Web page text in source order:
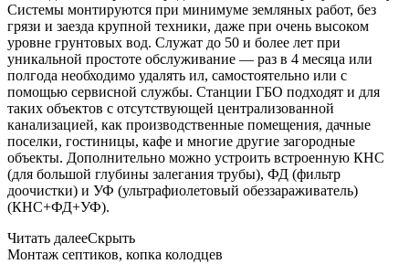
Системы монтируются при минимуме земляных работ, без
грязи и заезда крупной техники, даже при очень высоком
уровне грунтовых вод. Служат до 50 и более лет при
уникальной простоте обслуживание — раз в 4 месяца или
полгода необходимо удалять ил, самостоятельно или с
помощью сервисной службы. Станции ГБО подходят и для
таких объектов с отсутствующей централизованной
канализацией, как производственные помещения, дачные
поселки, гостиницы, кафе и многие другие загородные
объекты. Дополнительно можно устроить встроенную КНС
(для большой глубины залегания трубы), ФД (фильтр
доочистки) и УФ (ультрафиолетовый обеззараживатель)
(КНС+ФД+УФ).
Читать далееСкрыть
Монтаж септиков, копка колодцев